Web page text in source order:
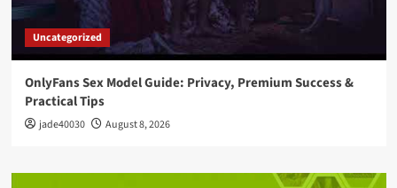
Uncategorized
OnlyFans Sex Model Guide: Privacy, Premium Success &
Practical Tips
jade40030 August 8, 2026